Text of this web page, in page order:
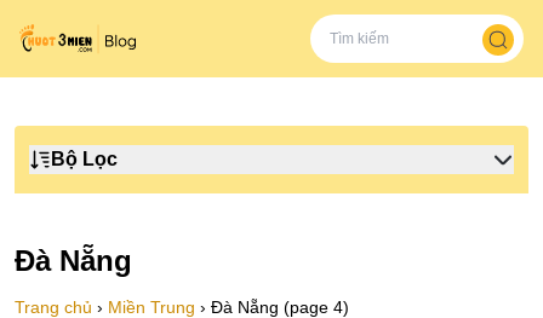
Bộ Lọc
Đà Nẵng
Trang chủ › Miền Trung › Đà Nẵng (page 4)